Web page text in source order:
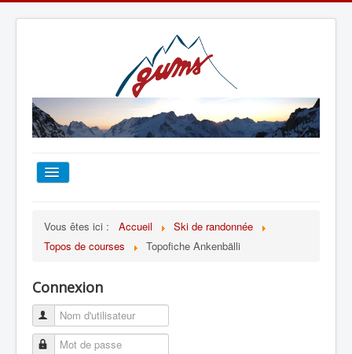
TOUT SUR LE GUMS
ESCALADE
ALPINISME
Vous êtes ici : Accueil
Ski de randonnée
Topos de courses
Topofiche Ankenbälli
Connexion